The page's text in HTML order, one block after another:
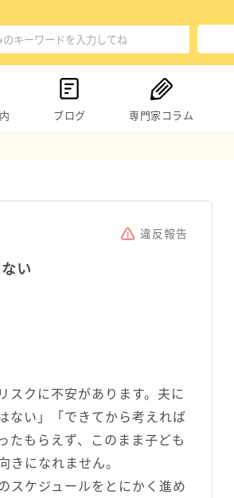
ブログ 専門家コラム
違反報告
い
スクに不安があります。夫に
ない」「できてから考えれば
たもらえず、このまま子ども
になれません。
スケジュールをとにかく進め